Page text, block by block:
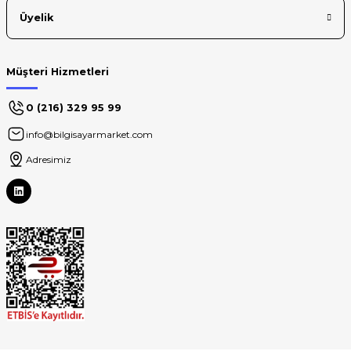
Üyelik
Müşteri Hizmetleri
0 (216) 329 95 99
info@bilgisayarmarket.com
Adresimiz